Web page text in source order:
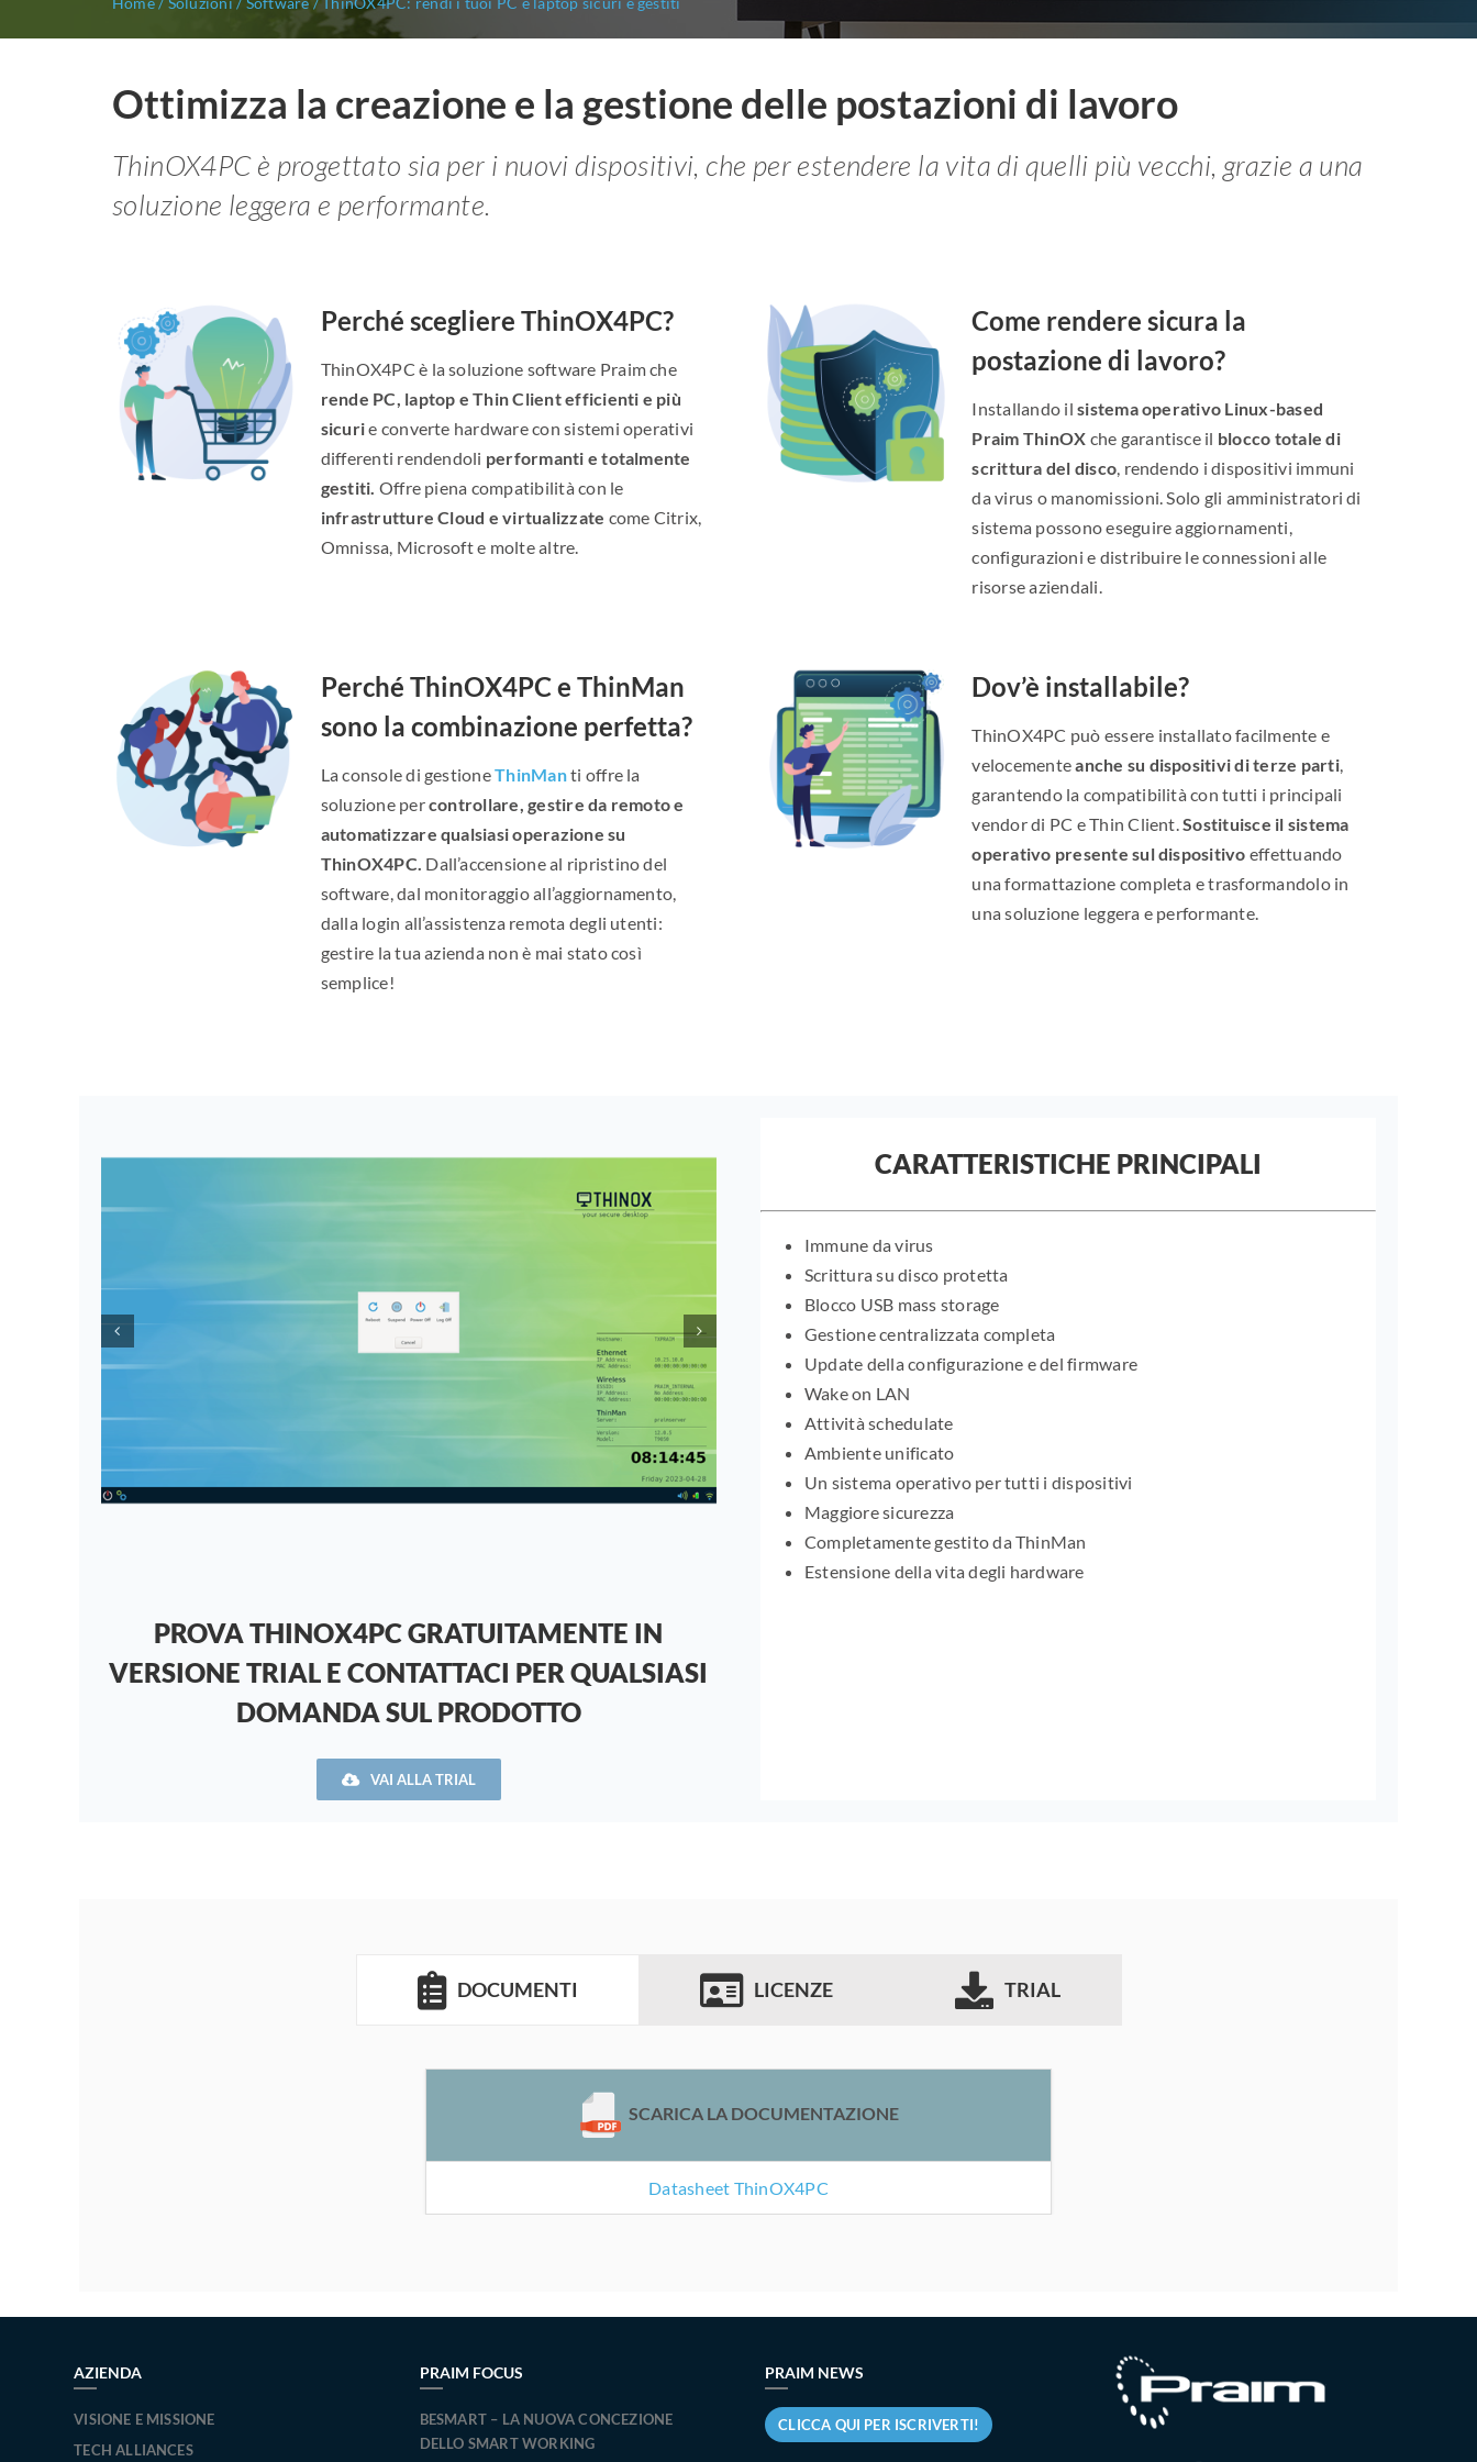
Ottimizza la creazione e la gestione delle postazioni di lavoro
ThinOX4PC è progettato sia per i nuovi dispositivi, che per estendere la vita di quelli più vecchi, grazie a una
soluzione leggera e performante.
Perché scegliere ThinOX4PC?
ThinOX4PC è la soluzione software Praim che
rende PC, laptop e Thin Client efficienti e più
sicurie converte hardware con sistemi operativi
differenti rendendoli performanti e totalmente
gestiti. Offre piena compatibilità con le
infrastrutture Cloud e virtualizzate come Citrix,
Omnissa, Microsoft e molte altre.
Come rendere sicura la
postazione di lavoro?
Installando ilsistema operativo Linux-based
Praim ThinOX che garantisce il blocco totale di
scrittura del disco, rendendo i dispositivi immuni
da virus o manomissioni. Solo gli amministratori di
sistema possono eseguire aggiornamenti,
configurazioni e distribuire le connessioni alle
risorse aziendali.
Perché ThinOX4PC e ThinMan
sono la combinazione perfetta?
La console di gestioneThinManti offre la
soluzione percontrollare, gestire da remoto e
automatizzare qualsiasi operazione su
ThinOX4PC. Dall’accensione al ripristino del
software, dal monitoraggio all’aggiornamento,
dalla login all’assistenza remota degli utenti:
gestire la tua azienda non è mai stato così
semplice!
Dov’è installabile?
ThinOX4PC può essere installato facilmente e
velocementeanche su dispositivi di terze parti,
garantendo la compatibilità con tutti i principali
vendor di PC e Thin Client.Sostituisce il sistema
operativo presente sul dispositivo effettuando
una formattazione completa e trasformandolo in
una soluzione leggera e performante.
PROVA THINOX4PC GRATUITAMENTE IN
VERSIONE TRIAL E CONTATTACI PER QUALSIASI
DOMANDA SUL PRODOTTO
VAI ALLA TRIAL
CARATTERISTICHE PRINCIPALI
Immune da virus
Scrittura su disco protetta
Blocco USB mass storage
Gestione centralizzata completa
Update della configurazione e del firmware
Wake on LAN
Attività schedulate
Ambiente unificato
Un sistema operativo per tutti i dispositivi
Maggiore sicurezza
Completamente gestito da ThinMan
Estensione della vita degli hardware
DOCUMENTI LICENZE TRIAL
SCARICA LA DOCUMENTAZIONE
Datasheet ThinOX4PC
AZIENDA
VISIONE E MISSIONE
TECH ALLIANCES
PRAIM FOCUS
BESMART – LA NUOVA CONCEZIONE
DELLO SMART WORKING
PRAIM NEWS
CLICCA QUI PER ISCRIVERTI!